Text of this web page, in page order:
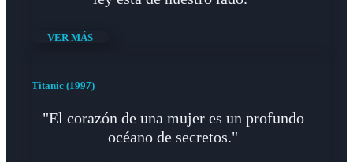
VER MÁS
Titanic (1997)
"El corazón de una mujer es un profundo
océano de secretos."